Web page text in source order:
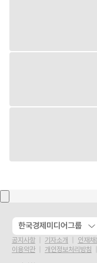
한국경제미디어그룹
공지사항 기자소개 인재채
이용약관
개인정보처리방침